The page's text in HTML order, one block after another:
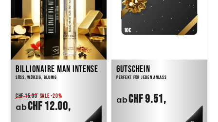
BILLIONAIRE MAN INTENSE
SÜSS, WÜRZIG, BLUMIG
NORMALER
PREIS
CHF 15.00 SALE -20%
SONDERPREIS
abCHF 12.00,
GUTSCHEIN
PERFEKT FÜR JEDEN ANLASS
abCHF 9.51,